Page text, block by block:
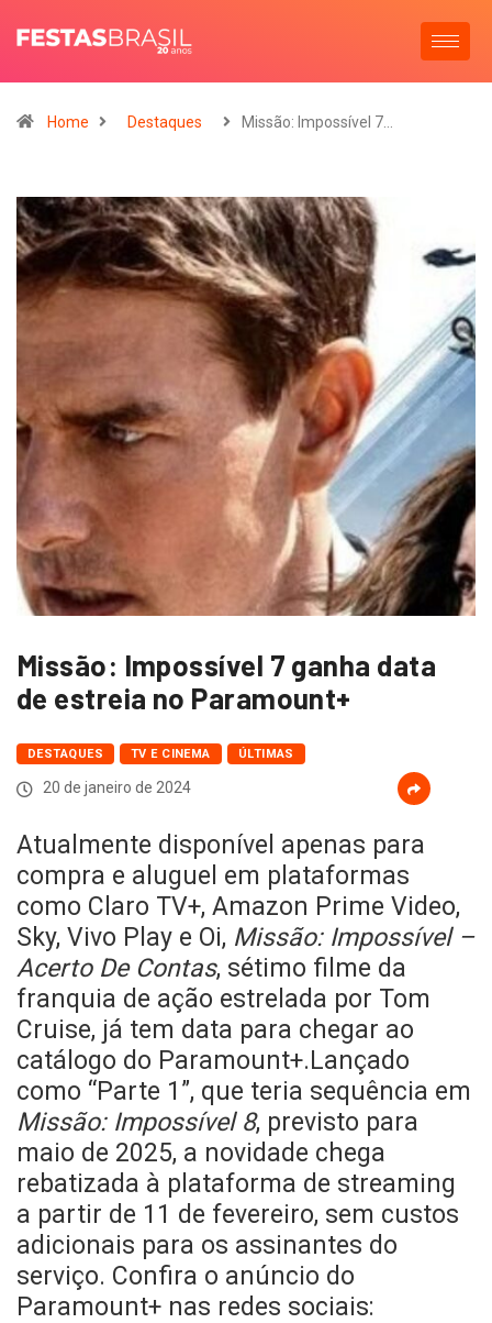
Home Destaques Missão: Impossível 7…
Missão: Impossível 7 ganha data
de estreia no Paramount+
DESTAQUES TV E CINEMA ÚLTIMAS
20 de janeiro de 2024
Atualmente disponível apenas para
compra e aluguel em plataformas
como Claro TV+, Amazon Prime Video,
Sky, Vivo Play e Oi, Missão: Impossível –
Acerto De Contas, sétimo filme da
franquia de ação estrelada por Tom
Cruise, já tem data para chegar ao
catálogo do Paramount+.Lançado
como “Parte 1”, que teria sequência em
Missão: Impossível 8, previsto para
maio de 2025, a novidade chega
rebatizada à plataforma de streaming
a partir de 11 de fevereiro, sem custos
adicionais para os assinantes do
serviço. Confira o anúncio do
Paramount+ nas redes sociais: